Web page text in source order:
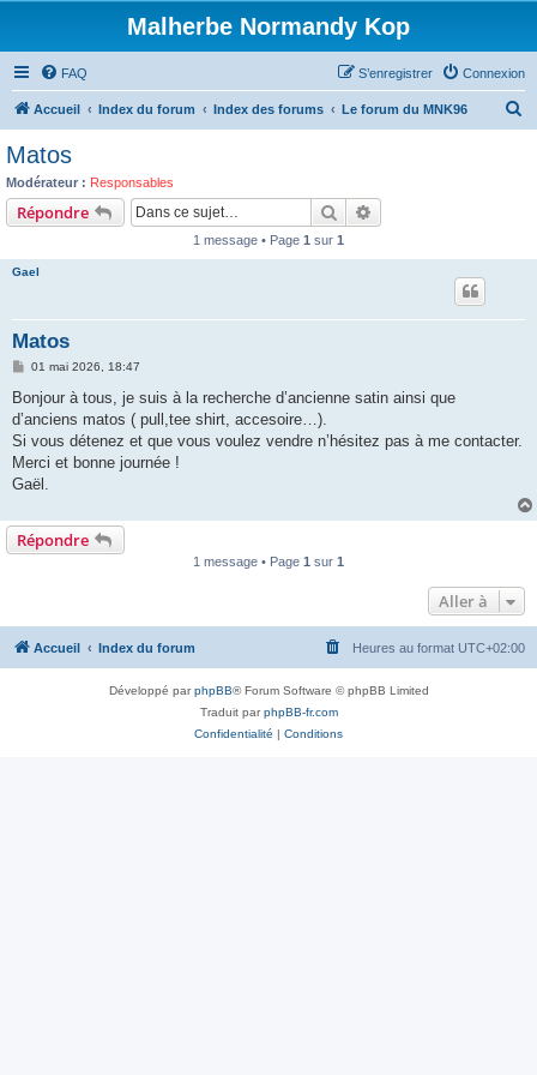
Malherbe Normandy Kop
FAQ Connexion
S’enregistrer
Accueil Index du forum Index des forums Le forum du MNK96
Matos
Modérateur : Responsables
Répondre Rechercher
1 message • Page 1 sur 1
Gael
Matos
M
s
a
g
01 mai 2026, 18:47
Bonjour à tous, je suis à la recherche d’ancienne satin ainsi que
d’anciens matos ( pull,tee shirt, accesoire…).
Si vous détenez et que vous voulez vendre n’hésitez pas à me contacter.
Merci et bonne journée !
Gaël.
Répondre
1 message • Page 1 sur 1
Aller à
Accueil Index du forum Heures au format UTC+02:00
Développé parphpBB® Forum Software © phpBB Limited
Traduit parphpBB-fr.com
Confidentialité | Conditions